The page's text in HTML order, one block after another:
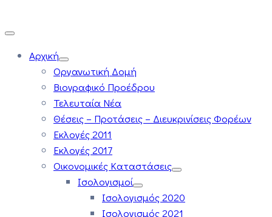
Αρχική
Οργανωτική Δομή
Βιογραφικό Προέδρου
Τελευταία Νέα
Θέσεις – Προτάσεις – Διευκρινίσεις Φορέων
Εκλογές 2011
Εκλογές 2017
Οικονομικές Καταστάσεις
Ισολογισμοί
Ισολογισμός 2020
Ισολογισμός 2021